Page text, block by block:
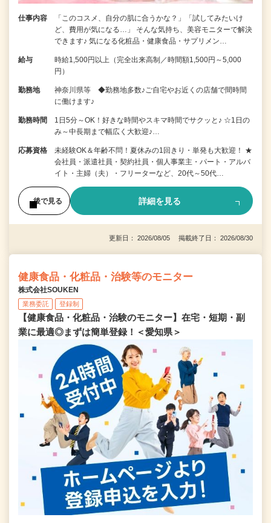
仕事内容
「このコスメ、自分の肌に合うかな？」「試してみたいけ
ど、費用が気になる…」 そんな気持ち、美容モニターで解決
できます♪ 気になる化粧品・健康食品・サプリメン…
給与
時給1,500円以上（完全出来高制／時間額1,500円～5,000
円）
勤務地
神奈川県等 ◆勤務地多数♪ご自宅やお近くの店舗で間時間
に働けます♪
勤務時間
1日5分～OK！好きな時間やスキマ時間でサクッと♪ ☆1日の
み～中長期まで幅広く大歓迎♪…
応募資格
未経験OK＆年齢不問！夏休みの1回きり・単発も大歓迎！ ★
会社員・派遣社員・契約社員・個人事業主・パート・アルバ
イト・主婦（夫）・フリーターなど、20代～50代…
後で見る 詳細を見る
更新日： 2026/08/05 掲載終了日： 2026/08/30
健康食品・化粧品・治験等のモニター
株式会社SOUKEN
業務委託 登録制
【健康食品・化粧品・治験のモニター】在宅・短期・副
業に最適◎まずは簡単登録！＜愛知県＞